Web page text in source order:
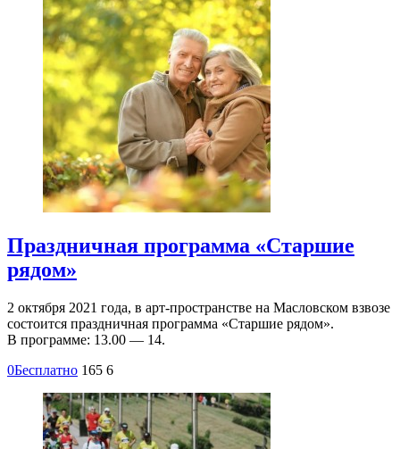
Праздничная программа «Старшие
рядом»
2 октября 2021 года, в арт-пространстве на Масловском взвозе
состоится праздничная программа «Старшие рядом».
В программе: 13.00 — 14.
0Бесплатно 165 6